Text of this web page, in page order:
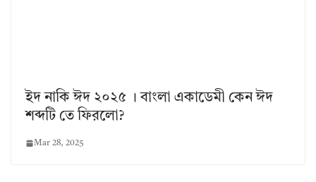
ইদ নাকি ঈদ ২০২৫ । বাংলা একাডেমী কেন ঈদ
শব্দটি তে ফিরলো?
Mar 28, 2025